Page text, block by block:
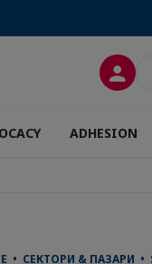
ADHESION
• СЕКТОРИ & ПАЗАРИ